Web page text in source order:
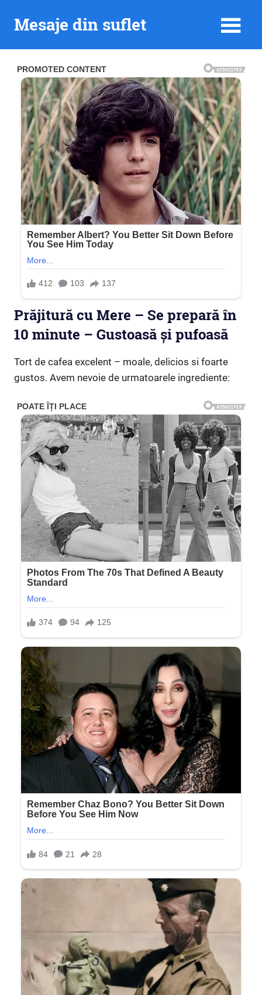
Mesaje din suflet
Prăjitură cu Mere – Se prepară în
10 minute – Gustoasă și pufoasă
Tort de cafea excelent – moale, delicios si foarte
gustos. Avem nevoie de urmatoarele ingrediente: